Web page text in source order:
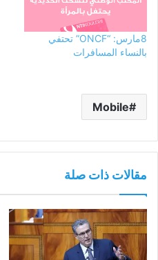
8مارس: “ONCF” تحتفي
بالنساء المسافرات
Mobile
مقالات ذات صلة